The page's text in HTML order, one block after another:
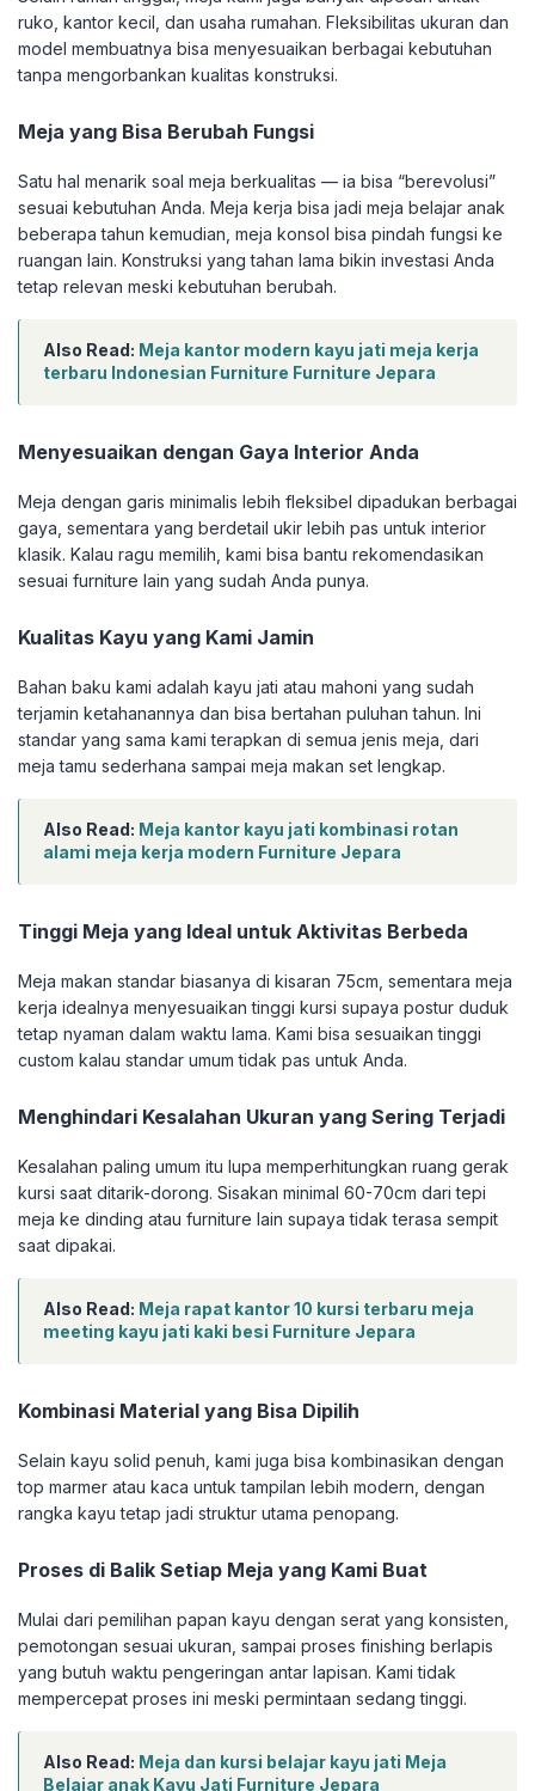
ruko, kantor kecil, dan usaha rumahan. Fleksibilitas ukuran dan
model membuatnya bisa menyesuaikan berbagai kebutuhan
tanpa mengorbankan kualitas konstruksi.
Meja yang Bisa Berubah Fungsi
Satu hal menarik soal meja berkualitas — ia bisa “berevolusi”
sesuai kebutuhan Anda. Meja kerja bisa jadi meja belajar anak
beberapa tahun kemudian, meja konsol bisa pindah fungsi ke
ruangan lain. Konstruksi yang tahan lama bikin investasi Anda
tetap relevan meski kebutuhan berubah.
Also Read: Meja kantor modern kayu jati meja kerja
terbaru Indonesian Furniture Furniture Jepara
Menyesuaikan dengan Gaya Interior Anda
Meja dengan garis minimalis lebih fleksibel dipadukan berbagai
gaya, sementara yang berdetail ukir lebih pas untuk interior
klasik. Kalau ragu memilih, kami bisa bantu rekomendasikan
sesuai furniture lain yang sudah Anda punya.
Kualitas Kayu yang Kami Jamin
Bahan baku kami adalah kayu jati atau mahoni yang sudah
terjamin ketahanannya dan bisa bertahan puluhan tahun. Ini
standar yang sama kami terapkan di semua jenis meja, dari
meja tamu sederhana sampai meja makan set lengkap.
Also Read: Meja kantor kayu jati kombinasi rotan
alami meja kerja modern Furniture Jepara
Tinggi Meja yang Ideal untuk Aktivitas Berbeda
Meja makan standar biasanya di kisaran 75cm, sementara meja
kerja idealnya menyesuaikan tinggi kursi supaya postur duduk
tetap nyaman dalam waktu lama. Kami bisa sesuaikan tinggi
custom kalau standar umum tidak pas untuk Anda.
Menghindari Kesalahan Ukuran yang Sering Terjadi
Kesalahan paling umum itu lupa memperhitungkan ruang gerak
kursi saat ditarik-dorong. Sisakan minimal 60-70cm dari tepi
meja ke dinding atau furniture lain supaya tidak terasa sempit
saat dipakai.
Also Read: Meja rapat kantor 10 kursi terbaru meja
meeting kayu jati kaki besi Furniture Jepara
Kombinasi Material yang Bisa Dipilih
Selain kayu solid penuh, kami juga bisa kombinasikan dengan
top marmer atau kaca untuk tampilan lebih modern, dengan
rangka kayu tetap jadi struktur utama penopang.
Proses di Balik Setiap Meja yang Kami Buat
Mulai dari pemilihan papan kayu dengan serat yang konsisten,
pemotongan sesuai ukuran, sampai proses finishing berlapis
yang butuh waktu pengeringan antar lapisan. Kami tidak
mempercepat proses ini meski permintaan sedang tinggi.
Also Read: Meja dan kursi belajar kayu jati Meja
Belajar anak Kayu Jati Furniture Jepara